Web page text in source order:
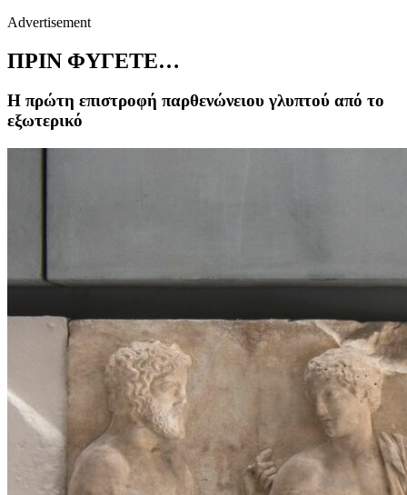
Advertisement
ΠΡΙΝ ΦΥΓΕΤΕ…
Η πρώτη επιστροφή παρθενώνειου γλυπτού από το
εξωτερικό